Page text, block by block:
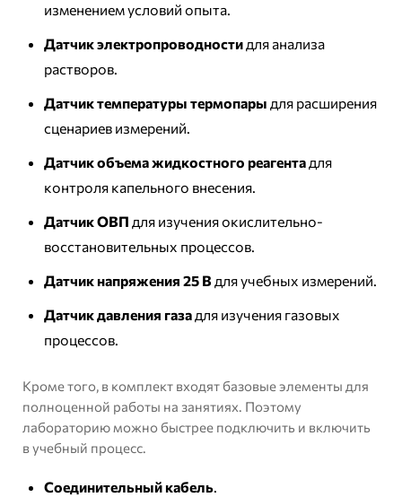
изменением условий опыта.
Датчик электропроводности для анализа
растворов.
Датчик температуры термопары для расширения
сценариев измерений.
Датчик объема жидкостного реагента для
контроля капельного внесения.
Датчик ОВП для изучения окислительно-
восстановительных процессов.
Датчик напряжения 25 В для учебных измерений.
Датчик давления газа для изучения газовых
процессов.
Кроме того, в комплект входят базовые элементы для
полноценной работы на занятиях. Поэтому
лабораторию можно быстрее подключить и включить
в учебный процесс.
Соединительный кабель.